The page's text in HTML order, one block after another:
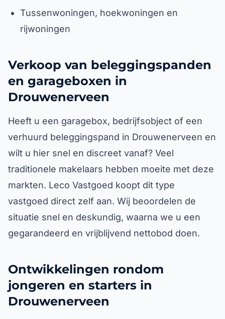
Tussenwoningen, hoekwoningen en
rijwoningen
Verkoop van beleggingspanden
en garageboxen in
Drouwenerveen
Heeft u een garagebox, bedrijfsobject of een
verhuurd beleggingspand in Drouwenerveen en
wilt u hier snel en discreet vanaf? Veel
traditionele makelaars hebben moeite met deze
markten. Leco Vastgoed koopt dit type
vastgoed direct zelf aan. Wij beoordelen de
situatie snel en deskundig, waarna we u een
gegarandeerd en vrijblijvend nettobod doen.
Ontwikkelingen rondom
jongeren en starters in
Drouwenerveen